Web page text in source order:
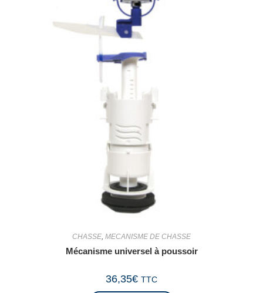
CHASSE, MECANISME DE CHASSE
Mécanisme universel à poussoir
36,35€ TTC